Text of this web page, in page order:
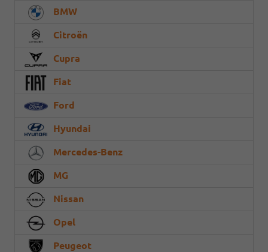
BMW
Citroën
Cupra
Fiat
Ford
Hyundai
Mercedes-Benz
MG
Nissan
Opel
Peugeot